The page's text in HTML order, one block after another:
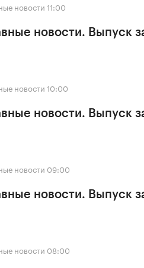
новости 11:00
новости. Выпуск
новости 10:00
новости. Выпуск
новости 09:00
новости. Выпуск
новости 08:00